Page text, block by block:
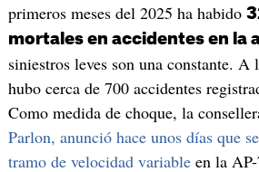
primeros meses del 2025 ha habido
mortales en accidentes en la
siniestros leves son una constante.
hubo cerca de 700 accidentes
Como medida de choque, la
Parlon, anunció hace unos días que
tramo de velocidad variableen la AP-